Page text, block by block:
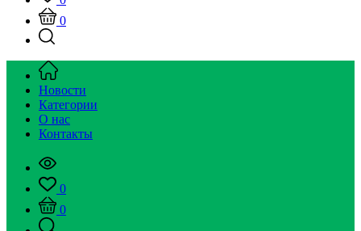
0
Новости
Категории
О нас
Контакты
0
0